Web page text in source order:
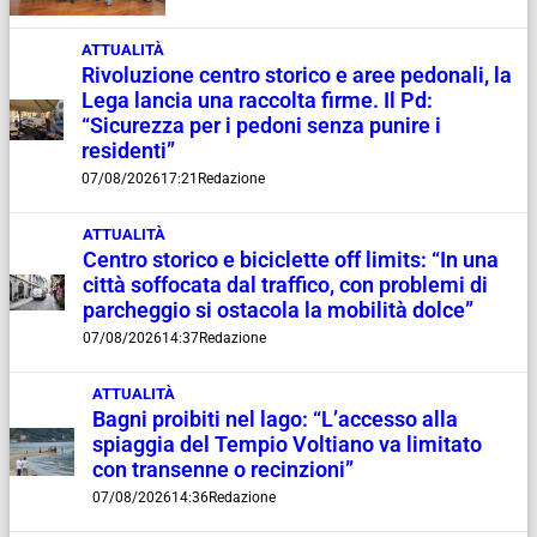
ATTUALITÀ
Rivoluzione centro storico e aree pedonali, la
Lega lancia una raccolta firme. Il Pd:
“Sicurezza per i pedoni senza punire i
residenti”
07/08/202617:21 Redazione
ATTUALITÀ
Centro storico e biciclette off limits: “In una
città soffocata dal traffico, con problemi di
parcheggio si ostacola la mobilità dolce”
07/08/202614:37Redazione
ATTUALITÀ
Bagni proibiti nel lago: “L’accesso alla
spiaggia del Tempio Voltiano va limitato
con transenne o recinzioni”
07/08/202614:36Redazione